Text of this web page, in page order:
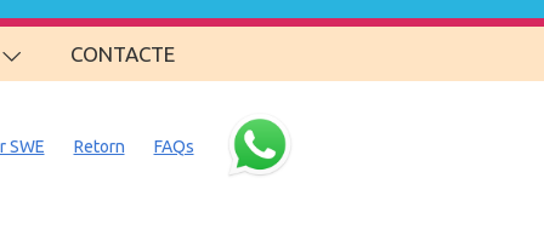
CONTACTE
SWE Retorn FAQs